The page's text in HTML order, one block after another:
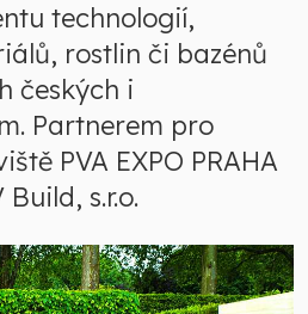
technologií,
rostlin či bazénů
českých i
Partnerem pro
PVA EXPO PRAHA
s.r.o.